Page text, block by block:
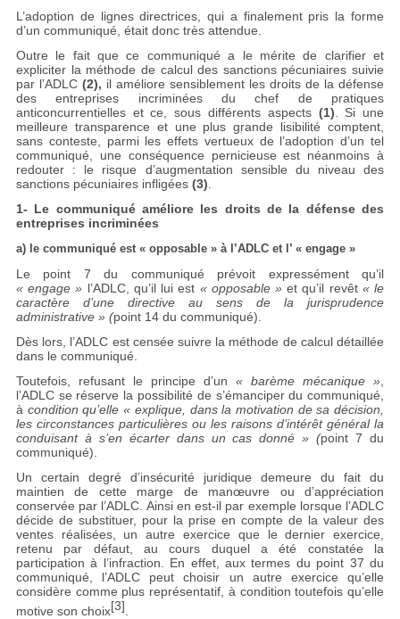
L’adoption de lignes directrices, qui a finalement pris la forme
d’un communiqué, était donc très attendue.
Outre le fait que ce communiqué a le mérite de clarifier et
expliciter la méthode de calcul des sanctions pécuniaires suivie
par l’ADLC (2), il améliore sensiblement les droits de la défense
des entreprises incriminées du chef de pratiques
anticoncurrentielles et ce, sous différents aspects (1). Si une
meilleure transparence et une plus grande lisibilité comptent,
sans conteste, parmi les effets vertueux de l’adoption d’un tel
communiqué, une conséquence pernicieuse est néanmoins à
redouter : le risque d’augmentation sensible du niveau des
sanctions pécuniaires infligées (3).
1- Le communiqué améliore les droits de la défense des
entreprises incriminées
a) le communiqué est « opposable » à l’ADLC et l’ « engage »
Le point 7 du communiqué prévoit expressément qu’il
« engage » l’ADLC, qu’il lui est « opposable »et qu’il revêt « le
caractère d’une directive au sens de la jurisprudence
administrative » (point 14 du communiqué).
Dès lors, l’ADLC est censée suivre la méthode de calcul détaillée
dans le communiqué.
Toutefois, refusant le principe d’un« barème mécanique »,
l’ADLC se réserve la possibilité de s’émanciper du communiqué,
à condition qu’elle « explique, dans la motivation de sa décision,
les circonstances particulières ou les raisons d’intérêt général la
conduisant à s’en écarter dans un cas donné » (point 7 du
communiqué).
Un certain degré d’insécurité juridique demeure du fait du
maintien de cette marge de manœuvre ou d’appréciation
conservée par l’ADLC. Ainsi en est-il par exemple lorsque l’ADLC
décide de substituer, pour la prise en compte de la valeur des
ventes réalisées, un autre exercice que le dernier exercice,
retenu par défaut, au cours duquel a été constatée la
participation à l’infraction. En effet, aux termes du point 37 du
communiqué, l’ADLC peut choisir un autre exercice qu’elle
considère comme plus représentatif, à condition toutefois qu’elle
motive son choix[3]